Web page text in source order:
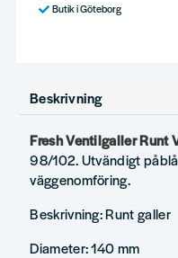
Butik i Göteborg
Beskrivning
Fresh Ventilgaller Runt
98/102. Utvändigt
väggenomföring.
Beskrivning: Runt galler
Diameter: 140 mm